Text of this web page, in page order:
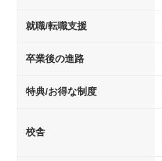
就職/転職支援
卒業後の進路
特典/お得な制度
校舎